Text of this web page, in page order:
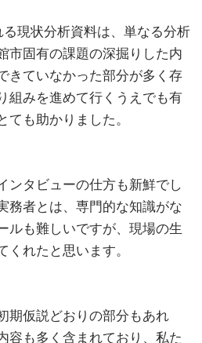
る現状分析資料は、単なる分析
市固有の課題の深掘りした内
きていなかった部分が多く存
組みを進めて行くうえでも有
ても助かりました。
ンタビューの仕方も新鮮でし
務者とは、専門的な知識がな
ルも難しいですが、現場の生
れたと思います。
期仮説どおりの部分もあれ
容も多く含まれており、私た